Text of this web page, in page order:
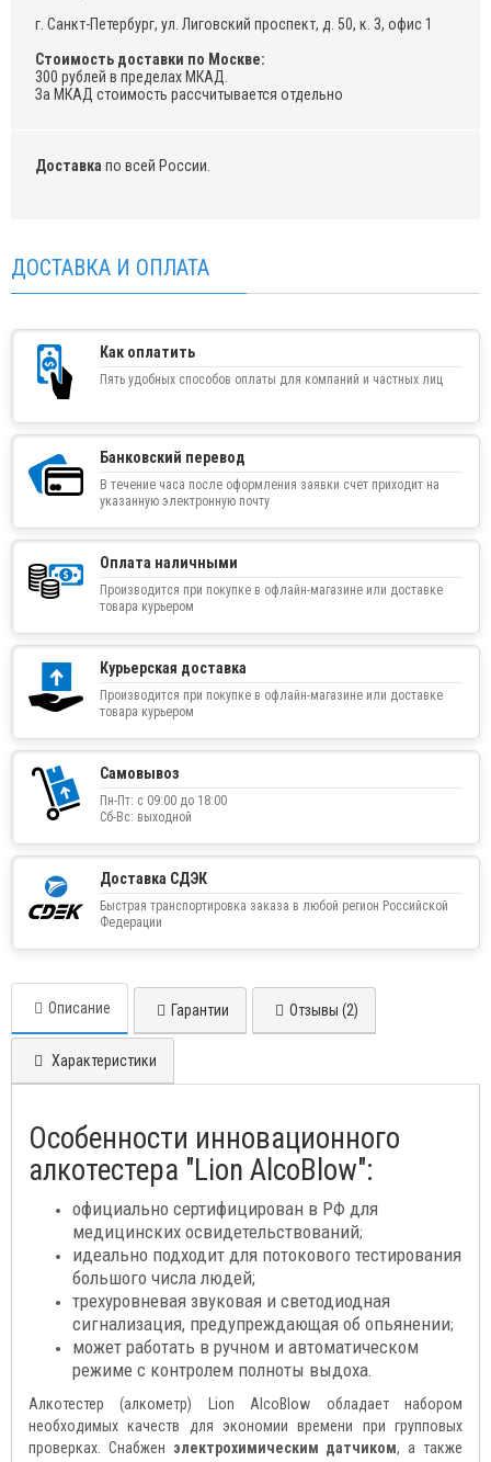
г. Санкт-Петербург, ул. Лиговский проспект, д. 50, к. 3, офис 1
Стоимость доставки по Москве:
300 рублей в пределах МКАД.
За МКАД стоимость рассчитывается отдельно
Доставка по всей России.
ДОСТАВКА И ОПЛАТА
Как оплатить
Пять удобных способов оплаты для компаний и частных лиц
Банковский перевод
В течение часа после оформления заявки счет приходит на
указанную электронную почту
Оплата наличными
Производится при покупке в офлайн-магазине или доставке
товара курьером
Курьерская доставка
Производится при покупке в офлайн-магазине или доставке
товара курьером
Самовывоз
Пн-Пт: с 09:00 до 18:00
Сб-Вс: выходной
Доставка СДЭК
Быстрая транспортировка заказа в любой регион Российской
Федерации
Описание Гарантии Отзывы (2)
Характеристики
Особенности инновационного
алкотестера "Lion AlcoBlow":
официально сертифицирован в РФ для
медицинских освидетельствований;
идеально подходит для потокового тестирования
большого числа людей;
трехуровневая звуковая и светодиодная
сигнализация, предупреждающая об опьянении;
может работать в ручном и автоматическом
режиме с контролем полноты выдоха.
Алкотестер (алкометр) Lion AlcoBlow обладает набором
необходимых качеств для экономии времени при групповых
проверках. Снабжен электрохимическим датчиком, а также